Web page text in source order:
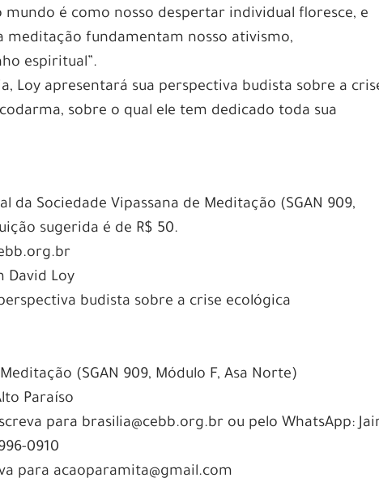
mundo é como nosso despertar individual floresce, e
meditação fundamentam nosso ativismo,
espiritual”.
Loy apresentará sua perspectiva budista sobre a
sobre o qual ele tem dedicado toda sua
da Sociedade Vipassana de Meditação (SGAN 909,
sugerida é de R$ 50.
David Loy
budista sobre a crise ecológica
(SGAN 909, Módulo F, Asa Norte)
Paraíso
para brasilia@cebb.org.br ou pelo WhatsApp:
0910
para acaoparamita@gmail.com